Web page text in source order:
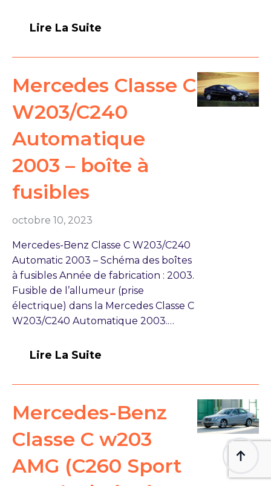
Lire La Suite
Mercedes Classe C
W203/C240
Automatique
2003 – boîte à
fusibles
octobre 10, 2023
Mercedes-Benz Classe C W203/C240
Automatic 2003 – Schéma des boîtes
à fusibles Année de fabrication : 2003.
Fusible de l’allumeur (prise
électrique) dans la Mercedes Classe C
W203/C240 Automatique 2003.…
Lire La Suite
Mercedes-Benz
Classe C w203
AMG (C260 Sport